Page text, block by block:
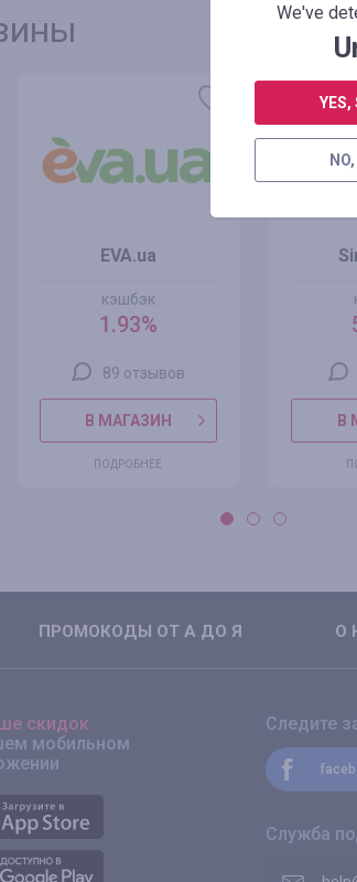
EVA.ua
кэшбэк
1.93%
89 отзывов
В МАГАЗИН
ПОДРОБНЕЕ
В
ПРОМОКОДЫ ОТ А ДО Я О
скидок
мобильном
Следите
Служба
We've
YES,